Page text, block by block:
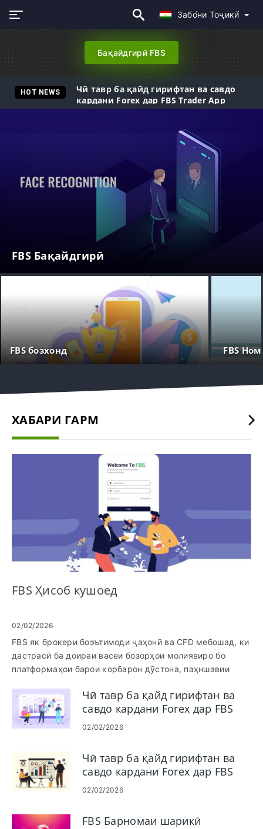
Забо́ни Тоҷикӣ́
Бақайдгирӣ FBS
HOT NEWS
Чӣ тавр ба қайд гирифтан ва савдо
кардани Forex дар FBS Trader App
FBS Бақайдгирӣ
FBS бозхонд FBS
ХАБАРИ ГАРМ
FBS Ҳисоб кушоед
02/02/2026
FBS як брокери боэътимоди ҷаҳонӣ ва CFD мебошад, ки
дастрасӣ ба доираи васеи бозорҳои молиявиро бо
платформаҳои барои корбарон дӯстона, паҳншавии
пешниҳод мекунад. Новобаста аз он ки шумо дар
тиҷорат нав ҳастед ё сармоягузори ботаҷриба, оғоз аз
кушодани суратҳисоб ва ворид шудан барои дастрасӣ
шумо бо осонӣ ва бехатарӣ насб ва ворид шудан ба
ҳисоби FBS-и худро кӯмак кунад.
Чӣ тавр ба қайд гирифтан ва
савдо кардани Forex дар FBS
Trader App
02/02/2026
Чӣ тавр ба қайд гирифтан ва
савдо кардани Forex дар FBS
MT4/MT5
02/02/2026
FBS Барномаи шарикӣ